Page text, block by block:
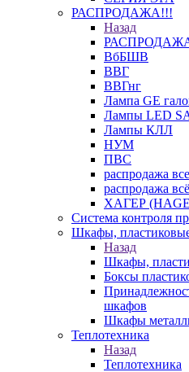
РАСПРОДАЖА!!!
Назад
ВбБШВ
ВВГ
ВВГнг
Лампа GE
Лампы LED
Лампы КЛЛ
НУМ
ПВС
распродажа
распродажа
ХАГЕР
Система контроля
Шкафы,
Назад
Шкафы,
Боксы
шкафов
Шкафы
Теплотехника
Назад
Теплотехника